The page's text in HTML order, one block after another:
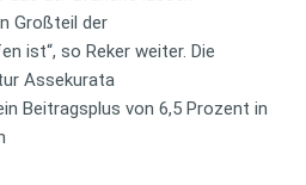
Großteil der
ist“, so Reker weiter. Die
Assekurata
Beitragsplus von 6,5 Prozent in